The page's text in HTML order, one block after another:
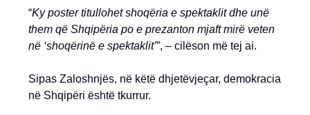
“Ky poster titullohet shoqëria e spektaklit dhe unë
them që Shqipëria po e prezanton mjaft mirë veten
në ‘shoqërinë e spektaklit’”, – cilëson më tej ai.
Sipas Zaloshnjës, në këtë dhjetëvjeçar, demokracia
në Shqipëri është tkurrur.